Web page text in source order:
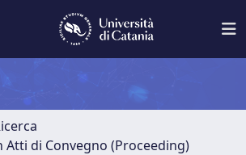
di Convegno (Proceeding)